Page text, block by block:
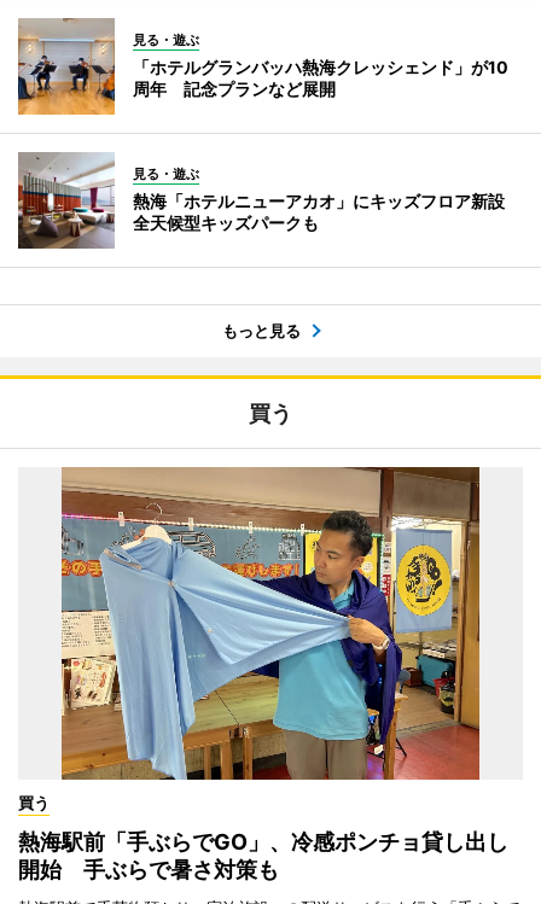
見る・遊ぶ
「ホテルグランバッハ熱海クレッシェンド」が10
周年 記念プランなど展開
見る・遊ぶ
熱海「ホテルニューアカオ」にキッズフロア新設
全天候型キッズパークも
もっと見る
買う
買う
熱海駅前「手ぶらでGO」、冷感ポンチョ貸し出し
開始 手ぶらで暑さ対策も